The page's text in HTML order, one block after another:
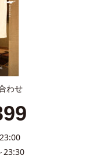
わせ
23:30